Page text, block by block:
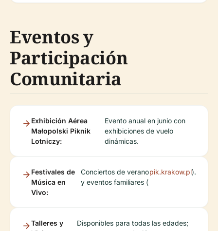
Eventos y
Participación
Comunitaria
Exhibición Aérea
Małopolski Piknik
Lotniczy:
Evento anual en junio con
exhibiciones de vuelo
dinámicas.
Festivales de
Música en
Vivo:
Conciertos de verano
y eventos familiares (
pik.krakow.pl).
Talleres y
Disponibles para todas las edades;